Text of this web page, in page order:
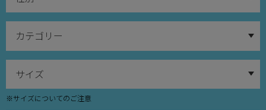
※サイズについてのご注意